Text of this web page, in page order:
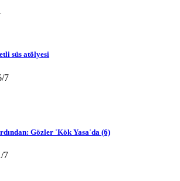
süs atölyesi
7
Gözler 'Kök Yasa'da (6)
7